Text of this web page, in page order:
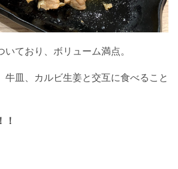
いており、ボリューム満点。
牛皿、カルビ生姜と交互に食べること
！